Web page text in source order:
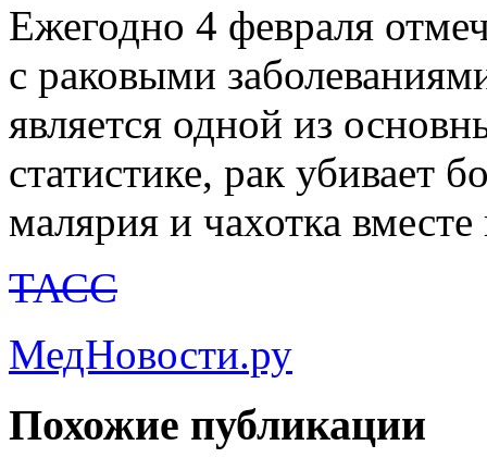
Ежегодно 4 февраля
с раковыми
является одной из
статистике, рак
малярия и чахотка вместе
ТАСС
МедНовости.ру
Похожие публикации